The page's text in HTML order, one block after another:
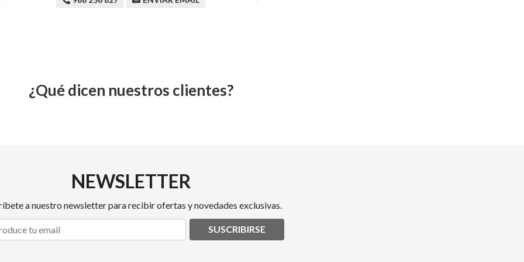
¿Qué dicen nuestros clientes?
NEWSLETTER
a nuestro newsletter para recibir ofertas y novedades exclusivas.
SUSCRIBIRSE